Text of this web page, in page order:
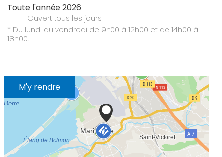
Toute l'année 2026
Ouvert tous les jours
* Du lundi au vendredi de 9h00 à 12h00 et de 14h00 à
18h00.
M'y rendre